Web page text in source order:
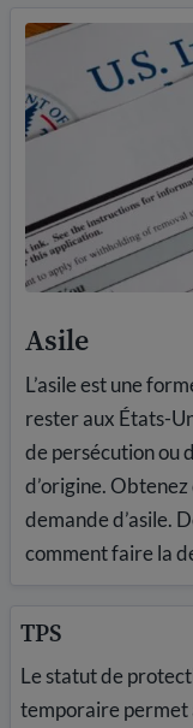
Asile
L’asile est une
rester aux États-
de persécution ou
d’origine.
demande d’asile.
comment faire la
TPS
Le statut de
temporaire permet